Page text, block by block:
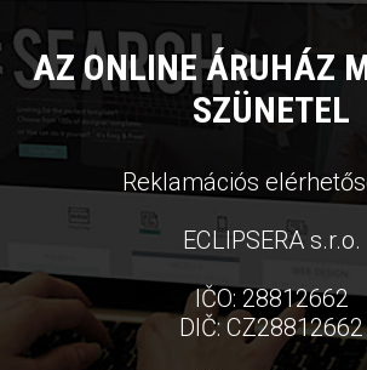
AZ ONLINE ÁRUHÁZ
SZÜNETEL
Reklamációs
ECLIPSERA s.r.o.
IČO: 28812662
DIČ: CZ28812662